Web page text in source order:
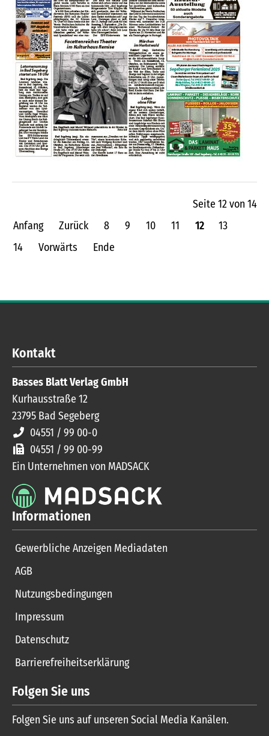
Seite 12 von 14
Anfang
Zurück 8 9 10 11 12
13
14
Vorwärts Ende
Kontakt
Basses Blatt Verlag GmbH
Kurhausstraße 12
23795 Bad Segeberg
04551 / 99 00-0
04551 / 99 00-99
Ein Unternehmen von MADSACK
Informationen
Gewerbliche Anzeigen Mediadaten
AGB
Nutzungsbedingungen
Impressum
Datenschutz
Barrierefreiheitserklärung
Folgen Sie uns
Folgen Sie uns auf unseren Social Media Kanälen.